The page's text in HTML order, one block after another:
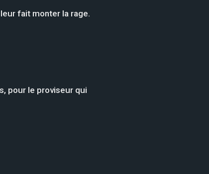
fait monter la rage.
pour le proviseur qui